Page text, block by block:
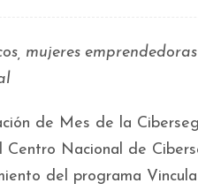
mujeres
de Mes de la
Centro Nacional de
del programa